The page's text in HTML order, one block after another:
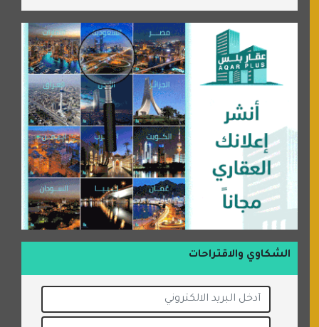
الشكاوي والاقتراحات